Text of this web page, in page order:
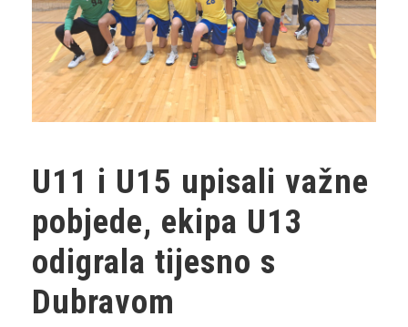
U11 i U15 upisali važne
pobjede, ekipa U13
odigrala tijesno s
Dubravom